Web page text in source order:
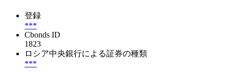
登録
***
Cbonds ID
1823
ロシア中央銀行による証券の種類
***